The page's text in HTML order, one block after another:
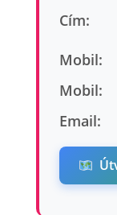
Cím:
Mobil:
Mobil:
Email: